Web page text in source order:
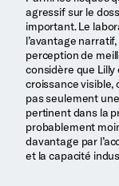
agressif sur le
important. Le
l’avantage
perception de
considère que Lilly
croissance visible,
pas seulement
pertinent dans la
probablement
davantage par
et la capacité